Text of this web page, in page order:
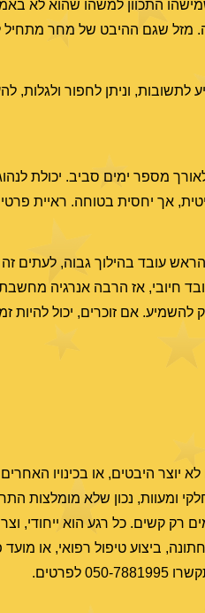
התכוון למשהו שהוא לא
מזל שגם ההיבט של מחר מתחיל
לתשובות, וניתן לחפור
מספר ימים סביב. יכולת
אך יחסית בטוחה. ראיית
עובד בהילוך גבוה, לעתים זה
חיובי, אז הרבה אנרגיה
אם זוכרים, יכול להיות
ומעוות, נכון שלא מומלצות
רק קשים. כל רגע הוא ייחודי,
ביצוע טיפול רפואי, או
לפרטים.